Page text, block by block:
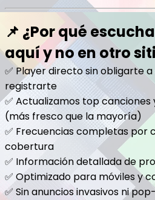
📌 ¿Por qué
aquí y no en otro
✅ Player directo sin obligarte
registrarte
✅ Actualizamos top
(más fresco que la mayoría)
✅ Frecuencias completas por
cobertura
✅ Información detallada de
✅ Optimizado para móviles y
✅ Sin anuncios invasivos ni